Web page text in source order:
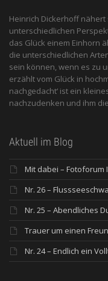
Heinrich Dickerhoff
unterschiedlichen
das Glück einem Einhorn
die unterschiedlichen
sein können, wenn es zu
erzählt vom Glück in
nachgedacht‘ ist ein
nachzudenken und ihm
Aktuell im Blog
Mit dabei – Fotoforum
Nr. 26 –
Nr. 25 – Abendliches
Trauer um einen
Nr. 24 – Endlich ein